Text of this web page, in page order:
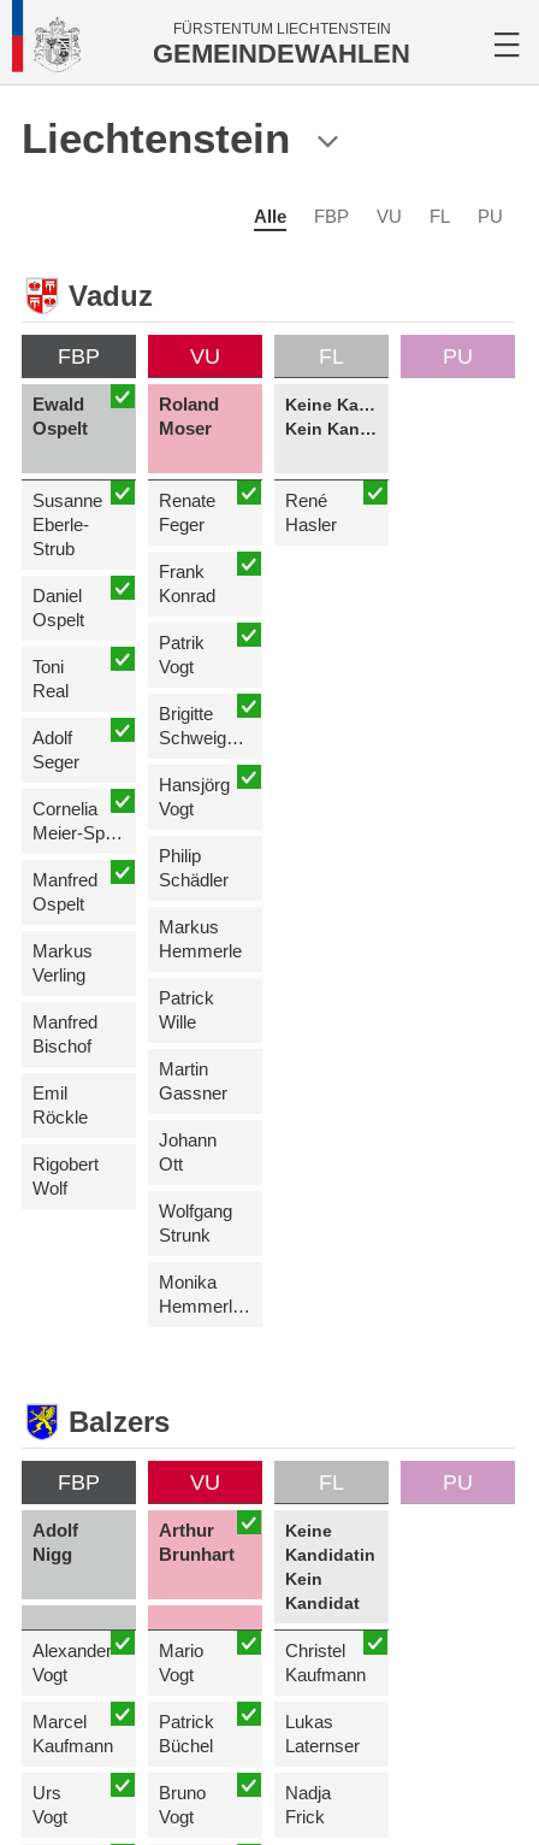
FÜRSTENTUM LIECHTENSTEIN
GEMEINDEWAHLEN
Liechtenstein
Alle FBP VU FL PU
Vaduz
FBP
Ewald
Ospelt
Susanne
Eberle-
Strub
Daniel
Ospelt
Toni
Real
Adolf
Seger
Cornelia
Meier-Spoerri
Manfred
Ospelt
Markus
Verling
Manfred
Bischof
Emil
Röckle
Rigobert
Wolf
VU
Roland
Moser
Renate
Feger
Frank
Konrad
Patrik
Vogt
Brigitte
Schweiger-Hartmann
Hansjörg
Vogt
Philip
Schädler
Markus
Hemmerle
Patrick
Wille
Martin
Gassner
Johann
Ott
Wolfgang
Strunk
Monika
Hemmerle-Beck
FL
Keine Kandidatin
Kein Kandidat
René
Hasler
PU
Balzers
FBP
Adolf
Nigg
Alexander
Vogt
Marcel
Kaufmann
Urs
Vogt
VU
Arthur
Brunhart
Mario
Vogt
Patrick
Büchel
Bruno
Vogt
FL
Keine
Kandidatin
Kein
Kandidat
Christel
Kaufmann
Lukas
Laternser
Nadja
Frick
PU